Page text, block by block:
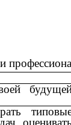
оценивать